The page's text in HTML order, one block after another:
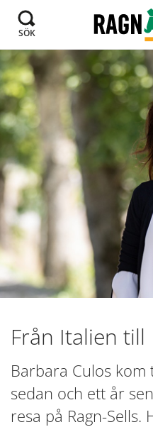
SÖK
Från Italien
Barbara Culos
sedan och ett år
resa på Ragn-